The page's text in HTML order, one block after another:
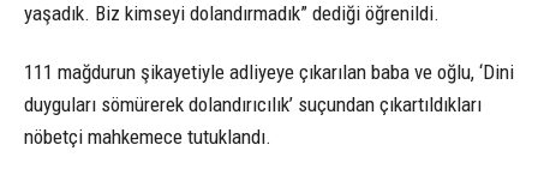
yaşadık. Biz kimseyi dolandırmadık” dediği öğrenildi.
111 mağdurun şikayetiyle adliyeye çıkarılan baba ve oğlu, ‘Dini
duyguları sömürerek dolandırıcılık’ suçundan çıkartıldıkları
nöbetçi mahkemece tutuklandı.